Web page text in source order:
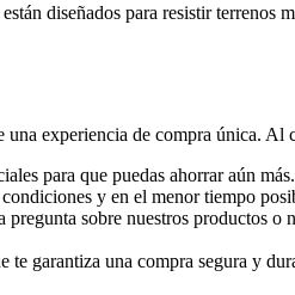
diseñados para resistir terrenos
experiencia de compra única. Al
para que puedas ahorrar aún más.
y en el menor tiempo
sobre nuestros productos o
te garantiza una compra segura y